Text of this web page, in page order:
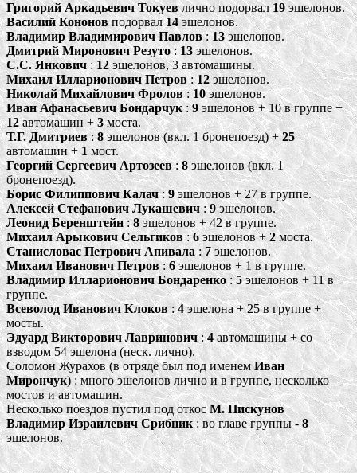
Григорий Аркадьевич Токуевлично подорвал19эшелонов.
Василий Кононовподорвал14эшелонов.
Владимир Владимирович Павлов: 13эшелонов.
Дмитрий Миронович Резуто: 13 эшелонов.
С.С. Янкович :12эшелонов, 3 автомашины.
Михаил Илларионович Петров:12эшелонов.
Николай Михайлович Фролов: 10эшелонов.
Иван Афанасьевич Бондарчук:9 эшелонов + 10 в группе +
12автомашин + 3моста.
Т.Г. Дмитриев:8эшелонов (вкл. 1 бронепоезд) +25
автомашин + 1 мост.
Георгий Сергеевич Артозеев:8 эшелонов (вкл. 1
бронепоезд).
Борис Филиппович Калач:9эшелонов + 27 в группе.
Алексей Стефанович Лукашевич:9эшелонов.
Леонид Беренштейн:8 эшелонов + 42 в группе.
Михаил Арыкович Сельгиков:6 эшелонов +2моста.
Станисловас Петрович Апивала : 7эшелонов.
Михаил Иванович Петров:6эшелонов + 1 в группе.
Владимир Илларионович Бондаренко:5эшелонов + 11 в
группе.
Всеволод Иванович Клоков : 4эшелона + 25 в группе +
мосты.
Эдуард Викторович Лавринович:4 автомашины + со
взводом 54 эшелона (неск. лично).
Соломон Журахов (в отряде был под именемИван
Мирончук) : много эшелонов лично и в группе, несколько
мостов и автомашин.
Несколько поездов пустил под откос М. Пискунов
Владимир Израилевич Срибник : во главе группы - 8
эшелонов.